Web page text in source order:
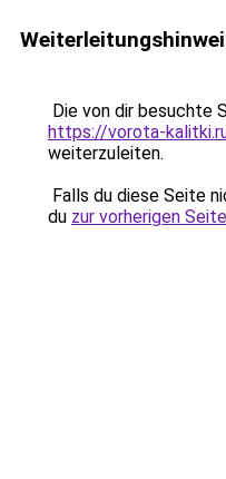
Die von dir besuchte
https://vorota-
weiterzuleiten.
Falls du diese Seite
du zur vorherigen